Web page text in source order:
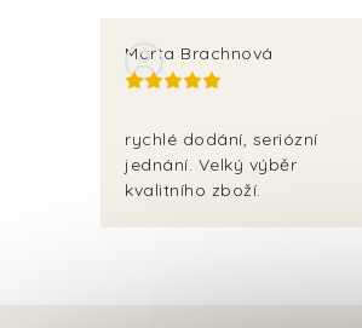
Marta Brachnová
rychlé dodání, seriózní
jednání. Velký výběr
kvalitního zboží.